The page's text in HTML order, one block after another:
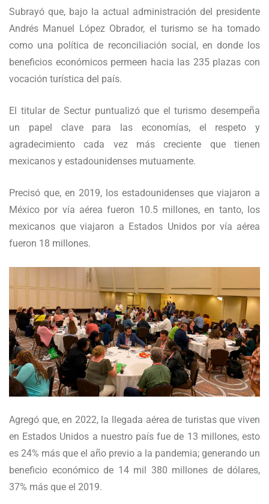
Subrayó que, bajo la actual administración del presidente
Andrés Manuel López Obrador, el turismo se ha tomado
como una política de reconciliación social, en donde los
beneficios económicos permeen hacia las 235 plazas con
vocación turística del país.
El titular de Sectur puntualizó que el turismo desempeña
un papel clave para las economías, el respeto y
agradecimiento cada vez más creciente que tienen
mexicanos y estadounidenses mutuamente.
Precisó que, en 2019, los estadounidenses que viajaron a
México por vía aérea fueron 10.5 millones, en tanto, los
mexicanos que viajaron a Estados Unidos por vía aérea
fueron 18 millones.
Agregó que, en 2022, la llegada aérea de turistas que viven
en Estados Unidos a nuestro país fue de 13 millones, esto
es 24% más que el año previo a la pandemia; generando un
beneficio económico de 14 mil 380 millones de dólares,
37% más que el 2019.